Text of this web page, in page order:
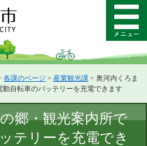
メ
ニ
ー
各課のページ > 産業観光課 > 奥河内くろま
動自転車のバッテリーを充電できます
郷・観光案内所で
テリーを充電でき